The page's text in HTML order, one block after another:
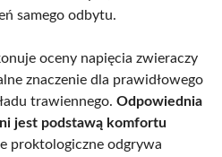
samego odbytu.
oceny napięcia zwieraczy
znaczenie dla prawidłowego
trawiennego. Odpowiednia
jest podstawą komfortu
proktologiczne odgrywa